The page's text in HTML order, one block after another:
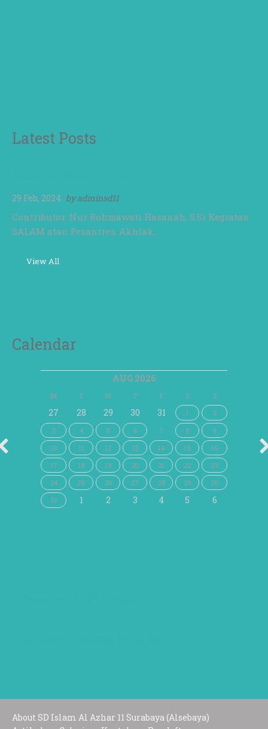
Latest Posts
29 Feb, 2024 byadminsd11
Contributor: Nur Rohmawati Hasanah, S.Si Kegiatan
SALAM atau Pesantren Akhlak…
View All
Calendar
AUG 2026
M T W T F S S
27 28 29 30 31 1
2
3
4 5 6 7 8
9
10
11 12 13 14 15
16
17
18 19 20 21 22
23
24
25 26 27 28 29
30
31
1 2 3 4 5 6
About SD Islam Al Azhar 11 Surabaya (Alsebaya)